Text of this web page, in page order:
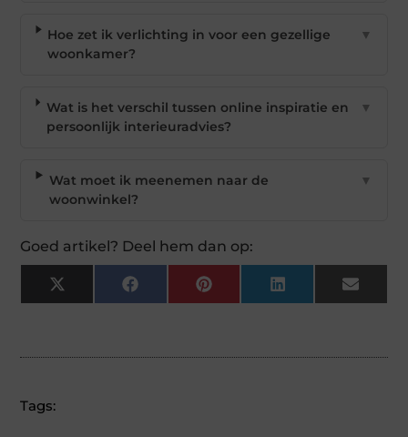
Hoe zet ik verlichting in voor een gezellige
woonkamer?
▼
Wat is het verschil tussen online inspiratie en
persoonlijk interieuradvies?
▼
Wat moet ik meenemen naar de
woonwinkel?
▼
Goed artikel? Deel hem dan op:
X
(Twitter)
Facebook Pinterest LinkedIn Email
Tags: